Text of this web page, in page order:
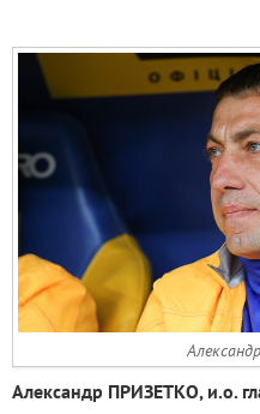
Александр ПРИЗЕТКО, и.о.